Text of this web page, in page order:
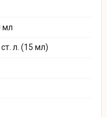
мл
л. (15 мл)